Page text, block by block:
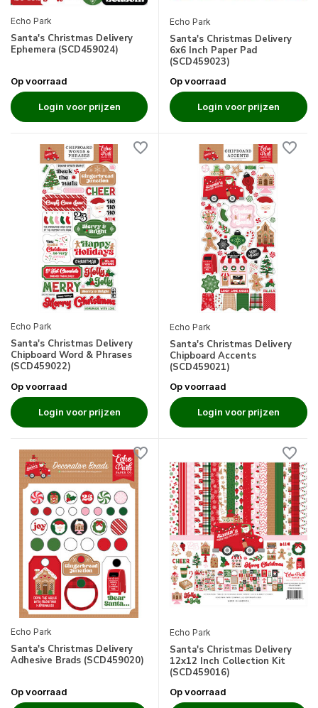
Echo Park
Santa's Christmas Delivery
Ephemera (SCD459024)
Op voorraad
Login voor prijzen
Echo Park
Santa's Christmas Delivery
6x6 Inch Paper Pad
(SCD459023)
Op voorraad
Login voor prijzen
Echo Park
Santa's Christmas Delivery
Chipboard Word & Phrases
(SCD459022)
Op voorraad
Login voor prijzen
Echo Park
Santa's Christmas Delivery
Chipboard Accents
(SCD459021)
Op voorraad
Login voor prijzen
Echo Park
Santa's Christmas Delivery
Adhesive Brads (SCD459020)
Op voorraad
Echo Park
Santa's Christmas Delivery
12x12 Inch Collection Kit
(SCD459016)
Op voorraad